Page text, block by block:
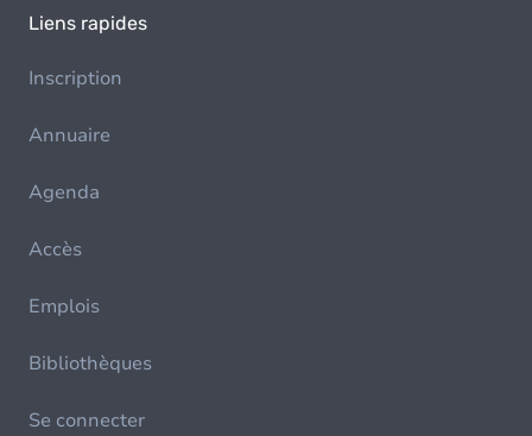
Liens rapides
Inscription
Annuaire
Agenda
Accès
Emplois
Bibliothèques
Se connecter